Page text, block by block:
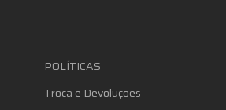
POLÍTICAS
Troca e Devoluções